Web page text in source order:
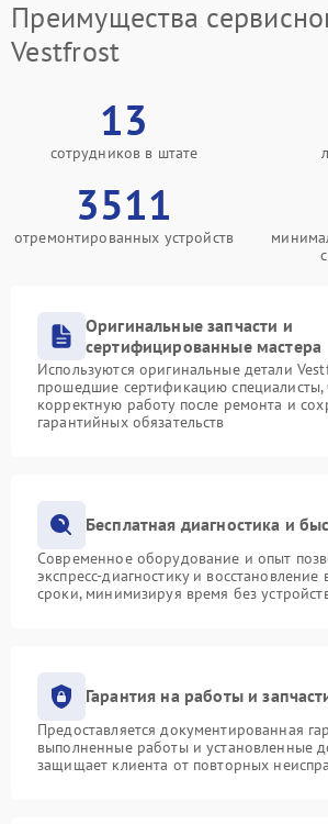
Преимущества
Vestfrost
13
сотрудников в штате
3511
отремонтированных устройств
Оригинальные запчасти и
сертифицированные мастера
Используются оригинальные детали
прошедшие сертификацию специалисты,
корректную работу после ремонта и
гарантийных обязательств
Бесплатная диагностика и
Современное оборудование и опыт
экспресс-диагностику и
сроки, минимизируя время без
Гарантия на работы и
Предоставляется документированная
выполненные работы и установленные
защищает клиента от повторных